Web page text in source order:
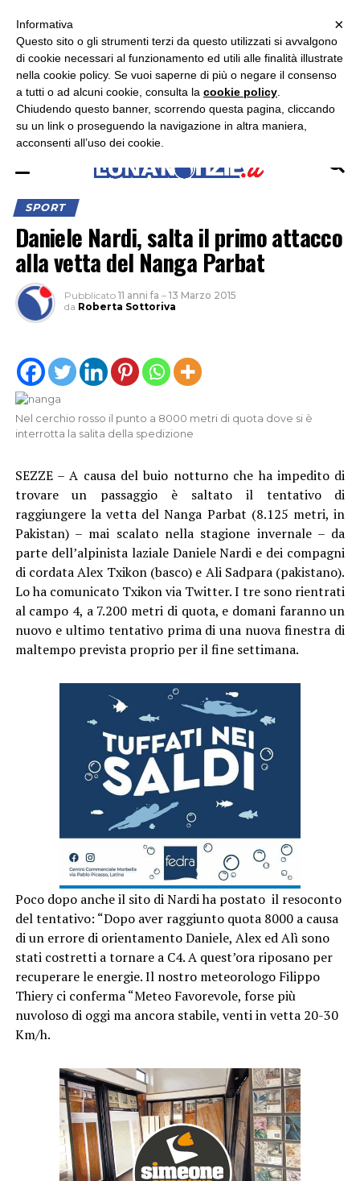
ASCOLTA RADIO LUNA
SPORT
Daniele Nardi, salta il primo attacco
alla vetta del Nanga Parbat
Pubblicato 11 anni fa – 13 Marzo 2015
da Roberta Sottoriva
Nel cerchio rosso il punto a 8000 metri di quota dove si è
interrotta la salita della spedizione
SEZZE – A causa del buio notturno che ha impedito di
trovare un passaggio è saltato il tentativo di
raggiungere la vetta del Nanga Parbat (8.125 metri, in
Pakistan) – mai scalato nella stagione invernale – da
parte dell’alpinista laziale Daniele Nardi e dei compagni
di cordata Alex Txikon (basco) e Ali Sadpara (pakistano).
Lo ha comunicato Txikon via Twitter. I tre sono rientrati
al campo 4, a 7.200 metri di quota, e domani faranno un
nuovo e ultimo tentativo prima di una nuova finestra di
maltempo prevista proprio per il fine settimana.
Poco dopo anche il sito di Nardi ha postato il resoconto
del tentativo: “Dopo aver raggiunto quota 8000 a causa
di un errore di orientamento Daniele, Alex ed Alì sono
stati costretti a tornare a C4. A quest’ora riposano per
recuperare le energie. Il nostro meteorologo Filippo
Thiery ci conferma “Meteo Favorevole, forse più
nuvoloso di oggi ma ancora stabile, venti in vetta 20-30
Km/h.
×
×
Informativa
Questo sito o gli strumenti terzi da questo utilizzati si avvalgono
di cookie necessari al funzionamento ed utili alle finalità illustrate
nella cookie policy. Se vuoi saperne di più o negare il consenso
a tutti o ad alcuni cookie, consulta la cookie policy
Chiudendo questo banner, scorrendo questa pagina, cliccando
su un link o proseguendo la navigazione in altra maniera,
acconsenti all’uso dei cookie.